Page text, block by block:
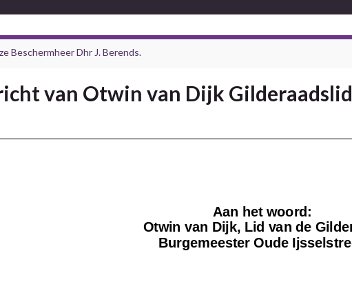
Beschermheer Dhr J. Berends.
van Otwin van Dijk Gilderaadslid